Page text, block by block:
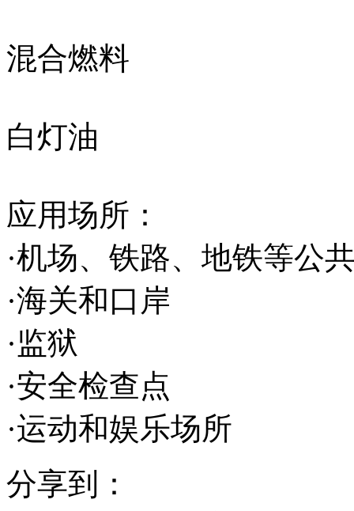
混合燃料
白灯油
应用场所：
·机场、铁路、地铁等公
·海关和口岸
·监狱
·安全检查点
·运动和娱乐场所
分享到：